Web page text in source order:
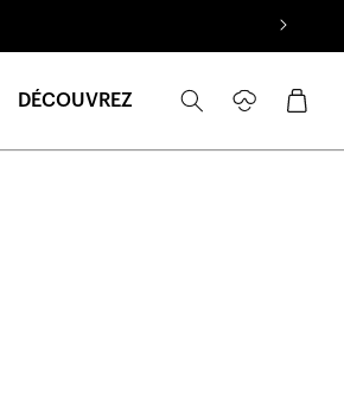
DÉCOUVREZ
connecter
Panier